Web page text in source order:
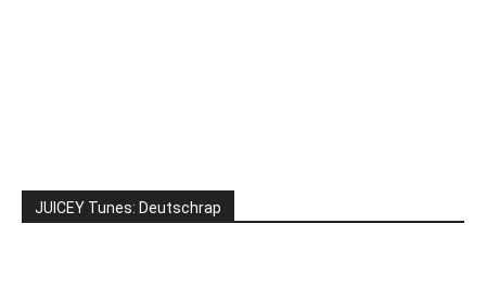
JUICEY Tunes: Deutschrap